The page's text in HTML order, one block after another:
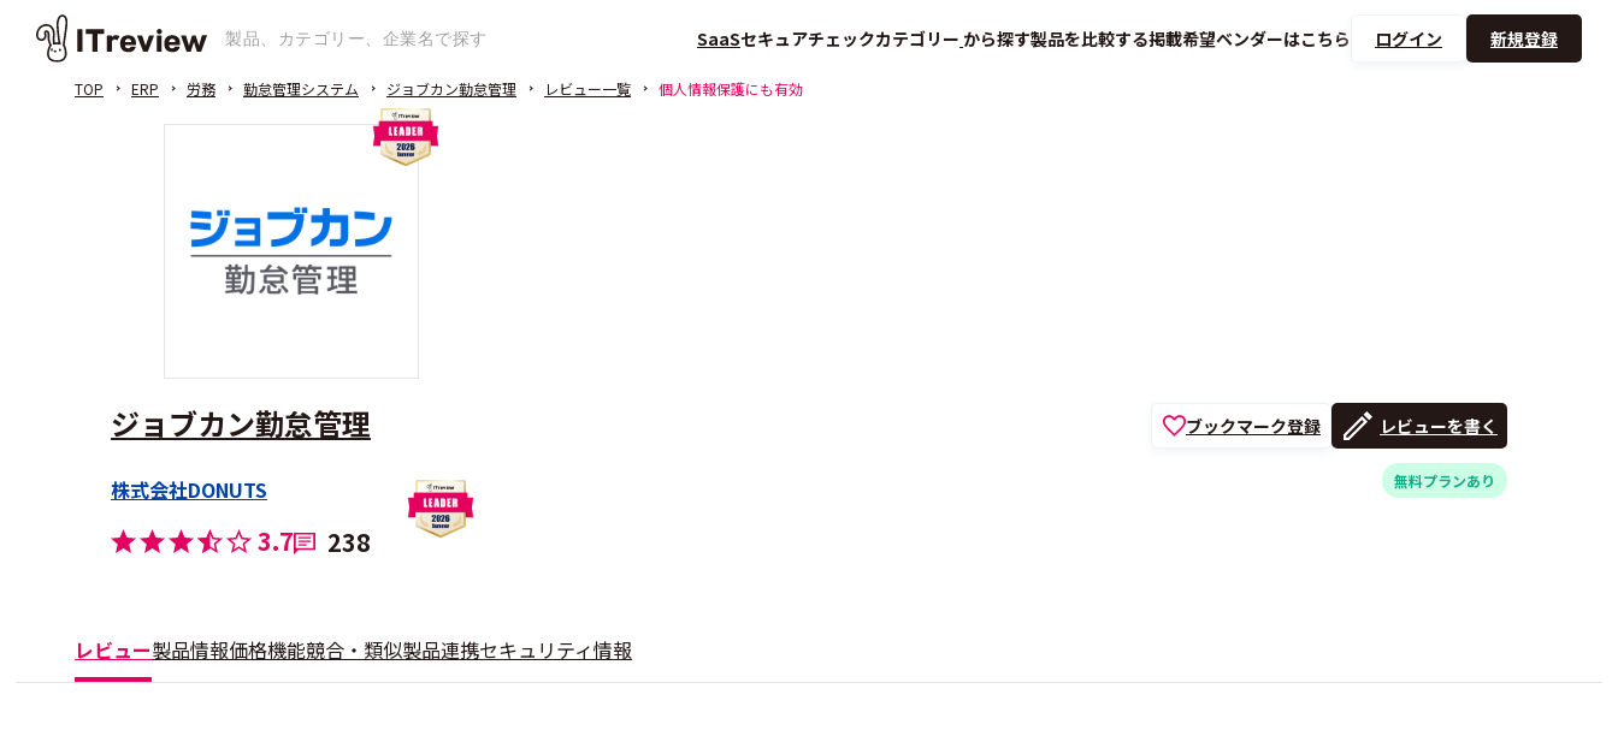
SaaSセキュアチェックカテゴリー から探す製品を比較する掲載希望ベンダーはこちら ログイン 新規登録
TOP ERP 労務 勤怠管理システム ジョブカン勤怠管理 レビュー一覧 個人情報保護にも有効
ジョブカン勤怠管理
株式会社DONUTS
3.7 238
ブックマーク登録 レビューを書く
無料プランあり
レビュー製品情報価格機能競合・類似製品連携セキュリティ情報